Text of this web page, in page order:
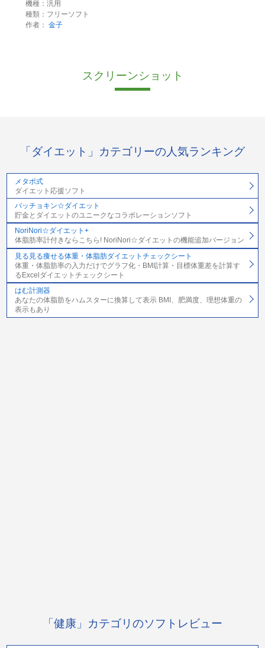
機種：汎用
種類：フリーソフト
作者： 金子
スクリーンショット
「ダイエット」カテゴリーの人気ランキング
メタボ式
ダイエット応援ソフト
バッチョキン☆ダイエット
貯金とダイエットのユニークなコラボレーションソフト
NoriNori☆ダイエット+
体脂肪率計付きならこちら! NoriNori☆ダイエットの機能追加バージョン
見る見る痩せる体重・体脂肪ダイエットチェックシート
体重・体脂肪率の入力だけでグラフ化・BMI計算・目標体重差を計算す
るExcelダイエットチェックシート
はむ計測器
あなたの体脂肪をハムスターに換算して表示 BMI、肥満度、理想体重の
表示もあり
「健康」カテゴリのソフトレビュー